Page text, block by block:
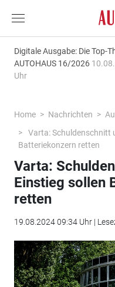
Digitale Ausgabe: Die Top-
AUTOHAUS 16/2026
Uhr
Home Nachrichten
Varta: Schuldenschnitt
Batteriekonzern retten
Varta:
Einstieg sollen
retten
19.08.2024 09:34 Uhr |